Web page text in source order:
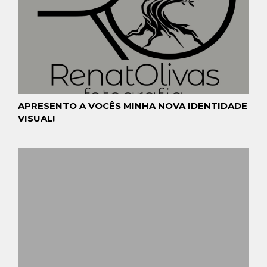
APRESENTO A VOCÊS MINHA NOVA IDENTIDADE
VISUAL!